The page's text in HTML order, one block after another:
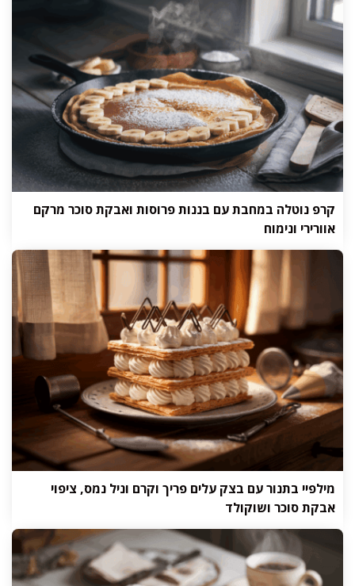
קרפ נוטלה במחבת עם בננות פרוסות ואבקת סוכר מרקם
אוורירי ונימוח
מילפיי בתנור עם בצק עלים פריך וקרם וניל נמס, ציפוי
אבקת סוכר ושוקולד